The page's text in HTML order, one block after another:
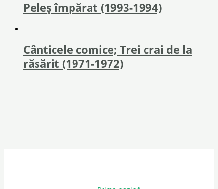
Peleș împărat (1993-1994)
Cânticele comice; Trei crai de la
răsărit (1971-1972)